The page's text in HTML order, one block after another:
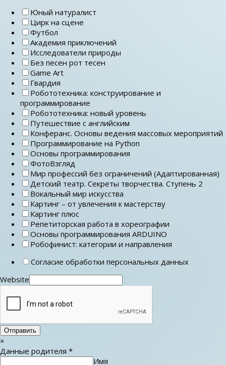
Юный натуралист
Цирк на сцене
Футбол
Академия приключений
Исследователи природы
Без песен рот тесен
Game Art
Гвардия
Робототехника: конструирование и
программирование
Робототехника: новый уровень
Путешествие с английским
Конферанс. Основы ведения массовых мероприятий
Программирование на Python
Основы программирования
ФотоВзгляд
Мир профессий без ограничений (Адаптированная)
Детский театр. Секреты творчества. Ступень 2
Вокальный мир искусства
Картинг – от увлечения к мастерству
Картинг плюс
Репетиторская работа в хореографии
Основы программирования ARDUINO
Робофинист: категории и направления
Согласие обработки персональных данных
Website
Отправить
×
Данные родителя *
Имя